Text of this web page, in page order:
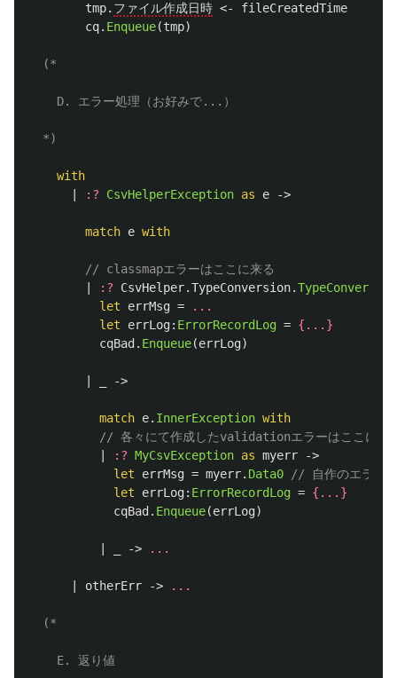
tmp. ファイル作成日時 <-
fileCreatedTime
cq. Enqueue(tmp)
(*
    D. エラー処理（お好みで...）
  *)
with
:? CsvHelperException as e ->
match e with
// classmapエラーはここに来る
:? CsvHelper.TypeConversion.
let
errMsg =
...
let
errLog: ErrorRecordLog = {...}
cqBad . Enqueue(errLog)
->
match e. InnerException with
// 各々にて作成したvalidationエラーはここに来
:? MyCsvException as myerr
->
let
errMsg = myerr. Data0
// 自作のエラー
let
errLog: ErrorRecordLog = {...}
cqBad . Enqueue(errLog)
-> ...
otherErr -> ...
(*
    E. 返り値